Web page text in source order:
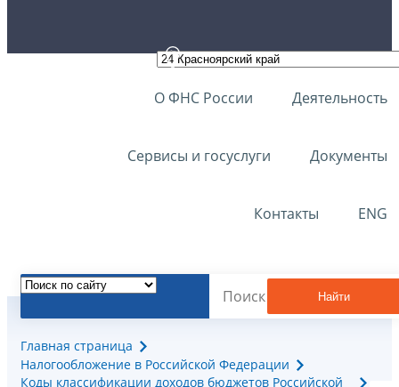
О ФНС России Деятельность
Сервисы и госуслуги Документы
Контакты ENG
Найти
Главная страница
Налогообложение в Российской Федерации
Коды классификации доходов бюджетов Российской